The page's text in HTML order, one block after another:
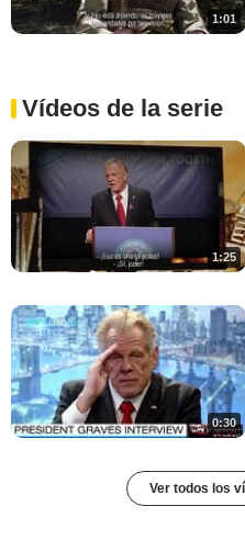
1:01
Vídeos de la serie
1:25
0:30
Ver todos los